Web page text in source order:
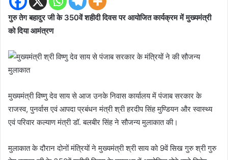
गुरु तेग बहादुर जी के 350वें शहीदी दिवस पर आयोजित कार्यक्रम में मुख्यमंत्री
को दिया आमंत्रण
मुख्यमंत्री विष्णु देव साय से आज उनके निवास कार्यालय में पंजाब सरकार के
राजस्व, पुनर्वास एवं आपदा प्रबंधन मंत्री श्री हरदीप सिंह मुण्डियन और स्वास्थ्य
एवं परिवार कल्याण मंत्री डॉ. बलबीर सिंह ने सौजन्य मुलाकात की।
मुलाकात के दौरान दोनों मंत्रियों ने मुख्यमंत्री श्री साय को 9वें सिख गुरु श्री गुरु